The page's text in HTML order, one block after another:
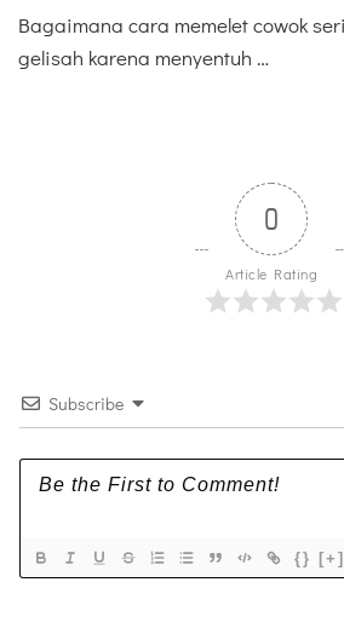
Bagaimana cara memelet cowok
gelisah karena menyentuh …
0
Article Rating
Subscribe
{} [+]